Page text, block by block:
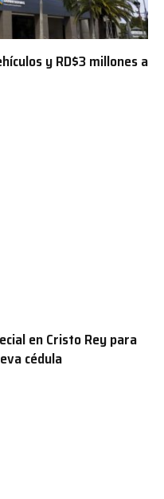
y RD$3 millones a
en Cristo Rey para
cédula